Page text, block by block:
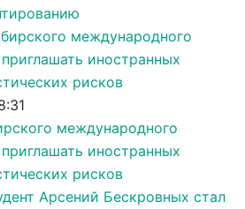
международного
иностранных
рисков